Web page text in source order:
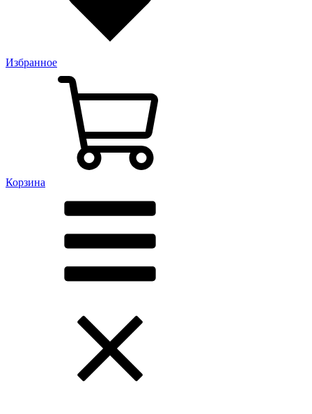
Избранное
Корзина